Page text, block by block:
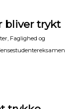
bliver trykt
, Faglighed og